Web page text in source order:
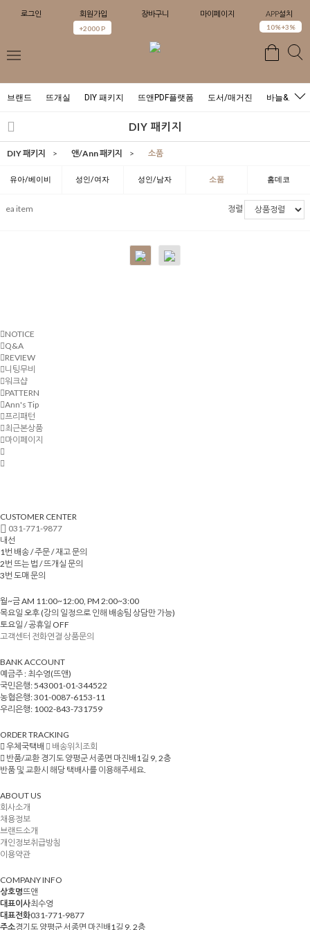
로그인 회원가입
+2000 P
장바구니 마이페이지 APP설치
10%+3%
브랜드 뜨개실 DIY 패키지 뜨앤PDF플랫폼 도서/매거진 바늘&도구
DIY 패키지
DIY 패키지 > 앤/Ann 패키지 > 소품
유아/베이비 성인/여자 성인/남자 소품 홈데코
ea item 정렬
NOTICE
Q&A
REVIEW
니팅무비
워크샵
PATTERN
Ann's Tip
프리패턴
최근본상품
마이페이지
CUSTOMER CENTER
031-771-9877
내선
1번 배송 / 주문 / 재고 문의
2번 뜨는 법 / 뜨개실 문의
3번 도매 문의
월~금 AM 11:00~12:00, PM 2:00~3:00
목요일 오후 (강의 일정으로 인해 배송팀 상담만 가능)
토요일 / 공휴일 OFF
고객센터 전화연결 상품문의
BANK ACCOUNT
예금주 : 최수영(뜨앤)
국민은행: 543001-01-344522
농협은행: 301-0087-6153-11
우리은행: 1002-843-731759
ORDER TRACKING
우체국택배
배송위치조회
반품/교환 경기도 양평군 서종면 마진배1길 9, 2층
반품 및 교환시 해당 택배사를 이용해주세요.
ABOUT US
회사소개
채용정보
브랜드소개
개인정보취급방침
이용약관
COMPANY INFO
상호명뜨앤
대표이사최수영
대표전화031-771-9877
주소경기도 양평군 서종면 마진배1길 9, 2층